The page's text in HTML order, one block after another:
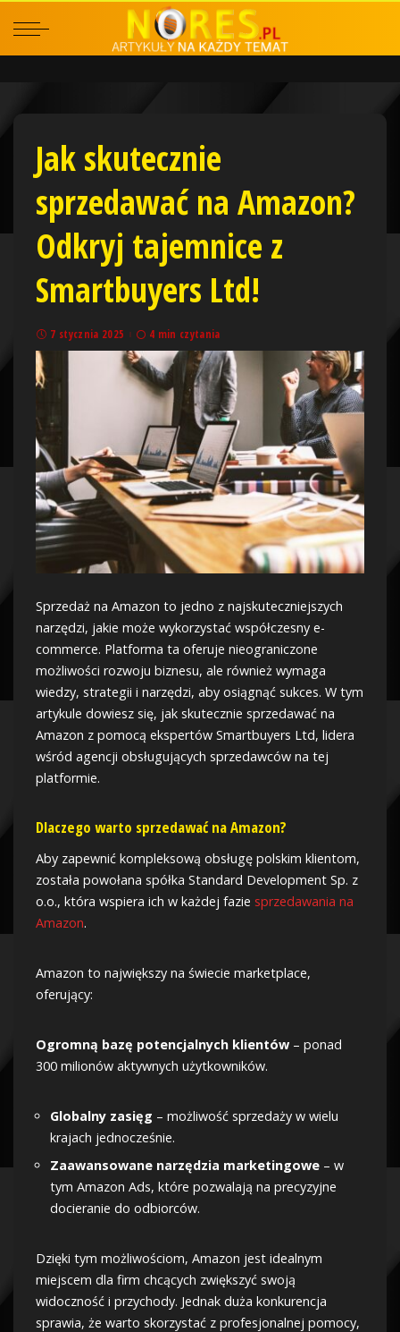
Jak skutecznie
sprzedawać na Amazon?
Odkryj tajemnice z
Smartbuyers Ltd!
7 stycznia 2025 4 min czytania
Sprzedaż na Amazon to jedno z najskuteczniejszych
narzędzi, jakie może wykorzystać współczesny e-
commerce. Platforma ta oferuje nieograniczone
możliwości rozwoju biznesu, ale również wymaga
wiedzy, strategii i narzędzi, aby osiągnąć sukces. W tym
artykule dowiesz się, jak skutecznie sprzedawać na
Amazon z pomocą ekspertów Smartbuyers Ltd, lidera
wśród agencji obsługujących sprzedawców na tej
platformie.
Dlaczego warto sprzedawać na Amazon?
Aby zapewnić kompleksową obsługę polskim klientom,
została powołana spółka Standard Development Sp. z
o.o., która wspiera ich w każdej fazie sprzedawania na
Amazon.
Amazon to największy na świecie marketplace,
oferujący:
Ogromną bazę potencjalnych klientów – ponad
300 milionów aktywnych użytkowników.
Globalny zasięg – możliwość sprzedaży w wielu
krajach jednocześnie.
Zaawansowane narzędzia marketingowe – w
tym Amazon Ads, które pozwalają na precyzyjne
docieranie do odbiorców.
Dzięki tym możliwościom, Amazon jest idealnym
miejscem dla firm chcących zwiększyć swoją
widoczność i przychody. Jednak duża konkurencja
sprawia, że warto skorzystać z profesjonalnej pomocy,